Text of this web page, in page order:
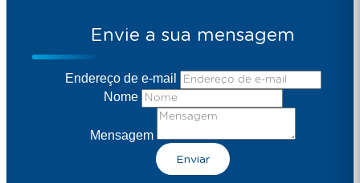
Envie a sua mensagem
Endereço de e-mail
Nome
Mensagem
Enviar